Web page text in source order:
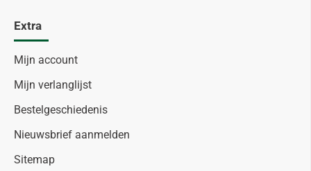
Extra
Mijn account
Mijn verlanglijst
Bestelgeschiedenis
Nieuwsbrief aanmelden
Sitemap